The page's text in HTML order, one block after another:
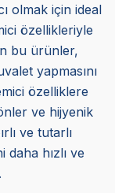
olmak için ideal
özellikleriyle
bu ürünler,
yapmasını
özelliklere
ve hijyenik
ve tutarlı
hızlı ve